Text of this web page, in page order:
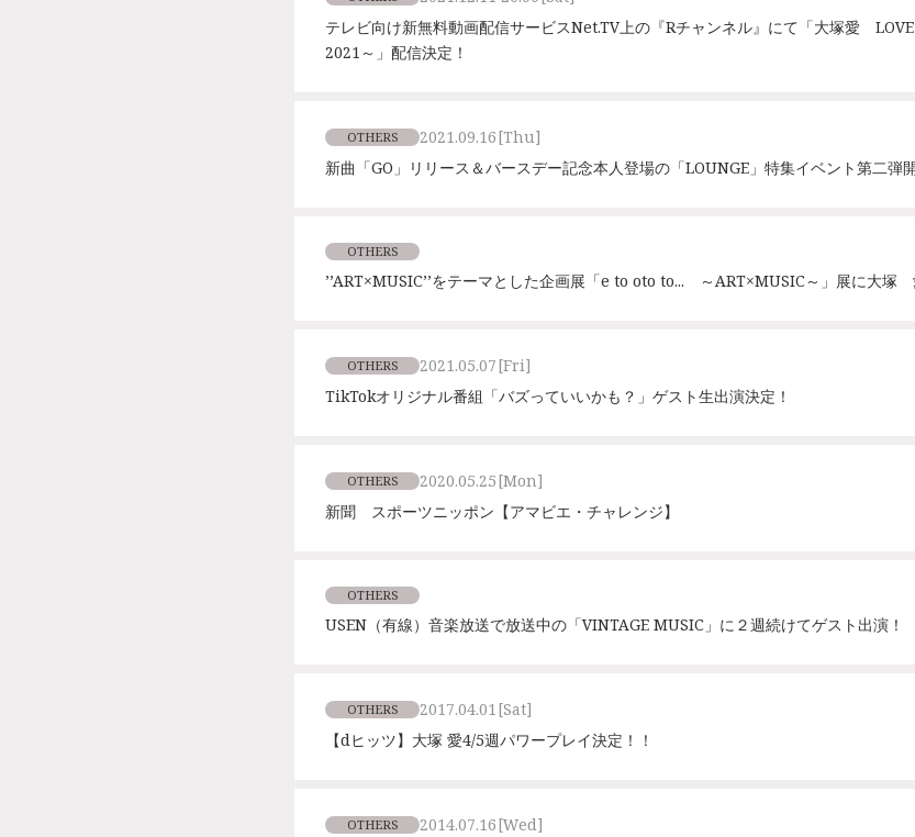
テレビ向け新無料動画配信サービスNet.TV上の『Rチャンネル』にて「大塚愛
2021～」配信決定！
OTHERS 2021.09.16[Thu]
新曲「GO」リリース＆バースデー記念本人登場の「LOUNGE」特集イベント第二弾
OTHERS
’’ART×MUSIC’’をテーマとした企画展「e to oto to... ～ART×MUSIC～」展に大塚
OTHERS 2021.05.07[Fri]
TikTokオリジナル番組「バズっていいかも？」ゲスト生出演決定！
OTHERS 2020.05.25[Mon]
新聞 スポーツニッポン【アマビエ・チャレンジ】
OTHERS
USEN（有線）音楽放送で放送中の「VINTAGE MUSIC」に２週続けてゲスト出演！
OTHERS 2017.04.01[Sat]
【dヒッツ】大塚 愛4/5週パワープレイ決定！！
OTHERS 2014.07.16[Wed]